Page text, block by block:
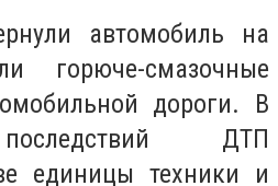
автомобиль на
горюче-смазочные
дороги. В
ДТП
единицы техники и